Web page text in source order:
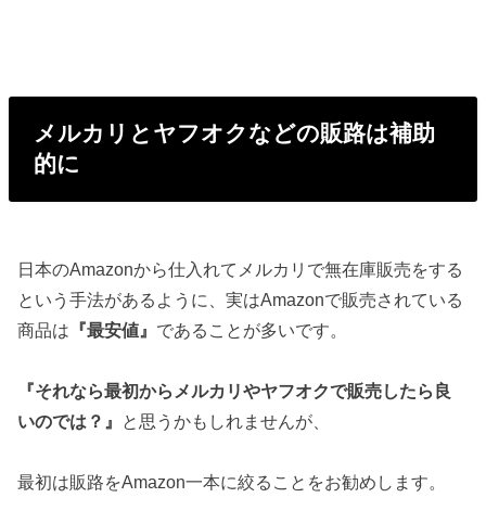
メルカリとヤフオクなどの販路は補助
的に
日本のAmazonから仕入れてメルカリで無在庫販売をする
という手法があるように、実はAmazonで販売されている
商品は 『最安値』 であることが多いです。
『それなら最初からメルカリやヤフオクで販売したら良
いのでは？』 と思うかもしれませんが、
最初は販路をAmazon一本に絞ることをお勧めします。